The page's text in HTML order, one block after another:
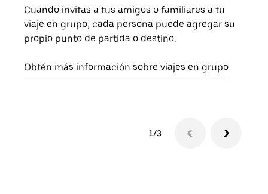
Cuando invitas a tus amigos o familiares a tu
viaje en grupo, cada persona puede agregar su
propio punto de partida o destino.
Obtén más información sobre viajes en grupo
1/3